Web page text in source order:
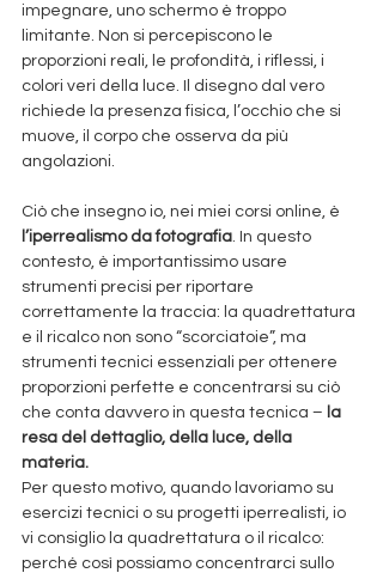
impegnare, uno schermo è troppo
limitante. Non si percepiscono le
proporzioni reali, le profondità, i riflessi, i
colori veri della luce. Il disegno dal vero
richiede la presenza fisica, l’occhio che si
muove, il corpo che osserva da più
angolazioni.
Ciò che insegno io, nei miei corsi online, è
l’iperrealismo da fotografia . In questo
contesto, è importantissimo usare
strumenti precisi per riportare
correttamente la traccia: la quadrettatura
e il ricalco non sono “scorciatoie”, ma
strumenti tecnici essenziali per ottenere
proporzioni perfette e concentrarsi su ciò
che conta davvero in questa tecnica – la
resa del dettaglio, della luce, della
materia.
Per questo motivo, quando lavoriamo su
esercizi tecnici o su progetti iperrealisti, io
vi consiglio la quadrettatura o il ricalco:
perché così possiamo concentrarci sullo